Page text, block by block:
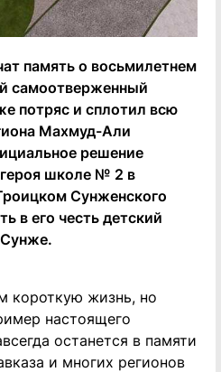
память о восьмилетнем
самоотверженный
потряс и сплотил всю
Махмуд-Али
решение
школе № 2 в
Сунженского
в его честь детский
Сунже.
короткую жизнь, но
настоящего
останется в памяти
и многих регионов